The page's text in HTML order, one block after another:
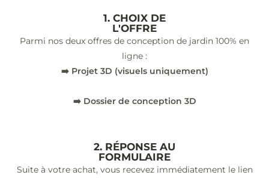
1. CHOIX DE
L'OFFRE
Parmi nos deux offres de conception de jardin 100% en
ligne :
➡️ Projet 3D (visuels uniquement)
➡️ Dossier de conception 3D
2. RÉPONSE AU
FORMULAIRE
Suite à votre achat, vous recevez immédiatement le lien